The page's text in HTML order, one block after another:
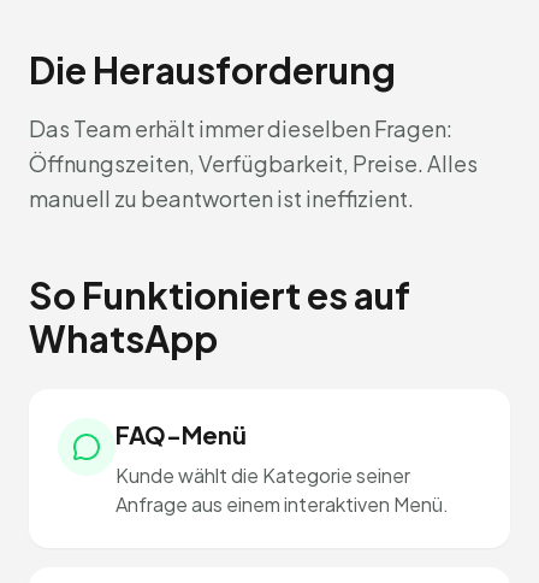
Die Herausforderung
Das Team erhält immer dieselben Fragen:
Öffnungszeiten, Verfügbarkeit, Preise. Alles
manuell zu beantworten ist ineffizient.
So Funktioniert es auf
WhatsApp
FAQ-Menü
Kunde wählt die Kategorie seiner
Anfrage aus einem interaktiven Menü.